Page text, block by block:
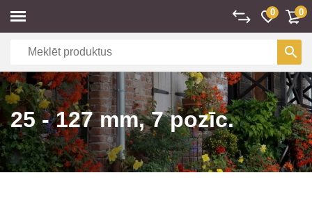
0 0
25 - 127 mm, 7 pozīc.